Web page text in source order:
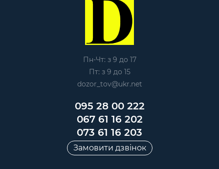
Пн-Чт: з 9 до 17
Пт: з 9 до 15
dozor_tov@ukr.net
095 28 00 222
067 61 16 202
073 61 16 203
Замовити дзвінок